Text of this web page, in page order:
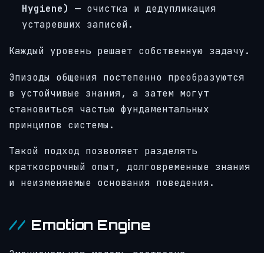
Hygiene)
— очистка и дедупликация
устаревших записей.
Каждый уровень решает собственную задачу.
Эпизоды общения постепенно преобразуются
в устойчивые знания, а затем могут
становиться частью фундаментальных
принципов системы.
Такой подход позволяет разделять
краткосрочный опыт, долговременные знания
и неизменяемые основания поведения.
Emotion Engine